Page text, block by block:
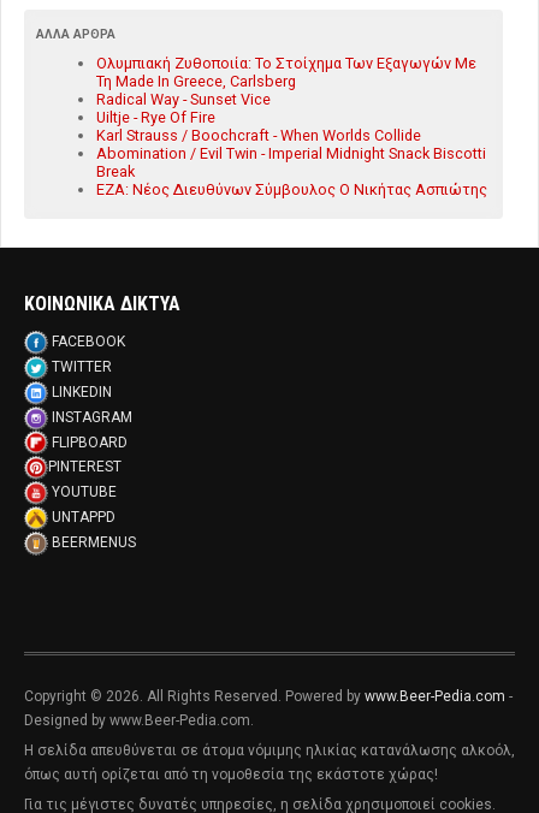
ΆΛΛΑ ΆΡΘΡΑ
Ολυμπιακή Ζυθοποιία: Το Στοίχημα Των Εξαγωγών Με
Τη Made In Greece, Carlsberg
Radical Way - Sunset Vice
Uiltje - Rye Of Fire
Karl Strauss / Boochcraft - When Worlds Collide
Abomination / Evil Twin - Imperial Midnight Snack Biscotti
Break
ΕΖΑ: Νέος Διευθύνων Σύμβουλος Ο Νικήτας Ασπιώτης
ΚΟΙΝΩΝΙΚΑ ΔΙΚΤΥΑ
FACEBOOK
TWITTER
LINKEDIN
INSTAGRAM
FLIPBOARD
PINTEREST
YOUTUBE
UNTAPPD
BEERMENUS
Copyright © 2026. All Rights Reserved. Powered by www.Beer-Pedia.com -
Designed by www.Beer-Pedia.com.
Η σελίδα απευθύνεται σε άτομα νόμιμης ηλικίας κατανάλωσης αλκοόλ,
όπως αυτή ορίζεται από τη νομοθεσία της εκάστοτε χώρας!
Για τις μέγιστες δυνατές υπηρεσίες, η σελίδα χρησιμοποιεί cookies.